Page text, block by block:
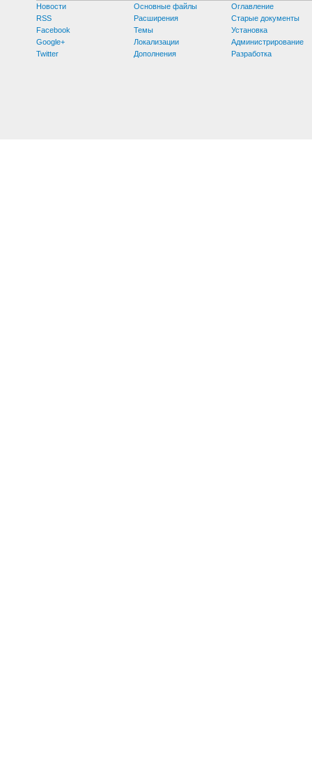
Новости
RSS
Facebook
Google+
Twitter
Основные файлы
Расширения
Темы
Локализации
Дополнения
Оглавление
Старые документы
Установка
Администрирование
Разработка